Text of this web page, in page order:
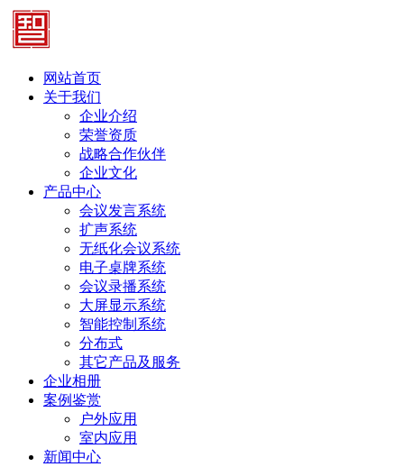
网站首页
关于我们
企业介绍
荣誉资质
战略合作伙伴
企业文化
产品中心
会议发言系统
扩声系统
无纸化会议系统
电子桌牌系统
会议录播系统
大屏显示系统
智能控制系统
分布式
其它产品及服务
企业相册
案例鉴赏
户外应用
室内应用
新闻中心